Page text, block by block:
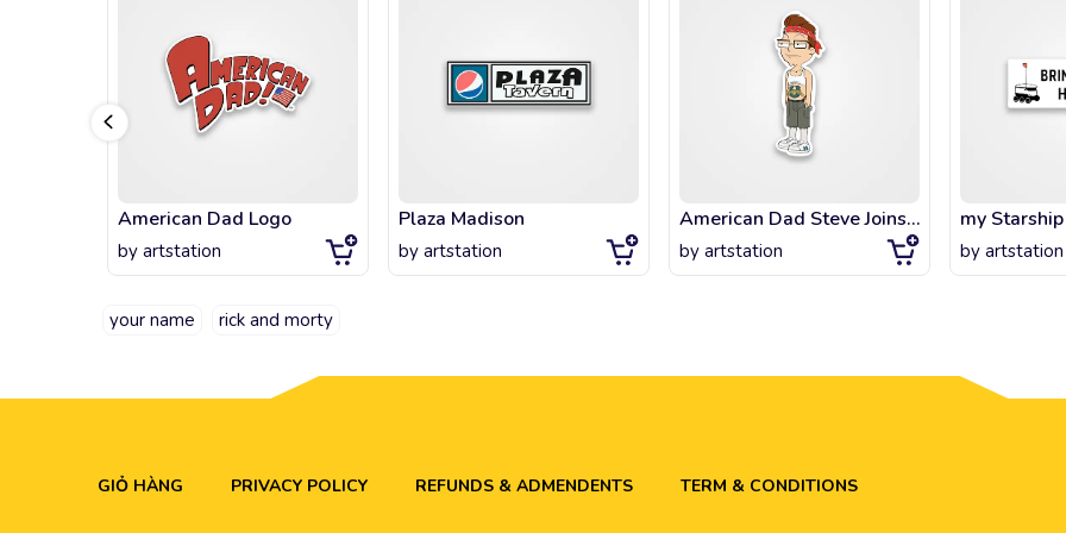
American Dad Logo
by artstation
Plaza Madison
by artstation
American Dad Steve Joins a Gang
by artstation
my Starship
by artstation
your name rick and morty
GIỎ HÀNG PRIVACY POLICY REFUNDS & ADMENDENTS TERM & CONDITIONS